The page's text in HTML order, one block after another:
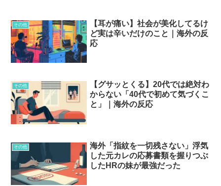
その他
【耳が痛い】社会が美化してるけ
ど実は辛いだけのこと｜海外の反
応
その他
【グサッとくる】20代では絶対わ
からない「40代で初めて気づくこ
と」｜海外の反応
その他
海外「指紋を一切残さない」浮気
した元カレの応募書類を握りつぶ
したHRの妹が最強だった